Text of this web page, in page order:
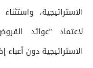
الاستراتيجية،
لاعتماد "عوائد
الاستراتيجية دون أعباء